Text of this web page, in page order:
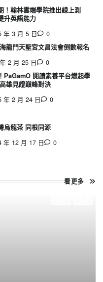
！翰林雲端學院推出線上測
升英語能力
年 3 月 5 日
0
龍門天聖宮文昌法會倒數報名
2 月 25 日
0
PaGamO 閱讀素養平台燃起學
雄見證巔峰對決
年 2 月 24 日 0
烏龍茶 同根同源
年 12 月 17 日 0
看更多